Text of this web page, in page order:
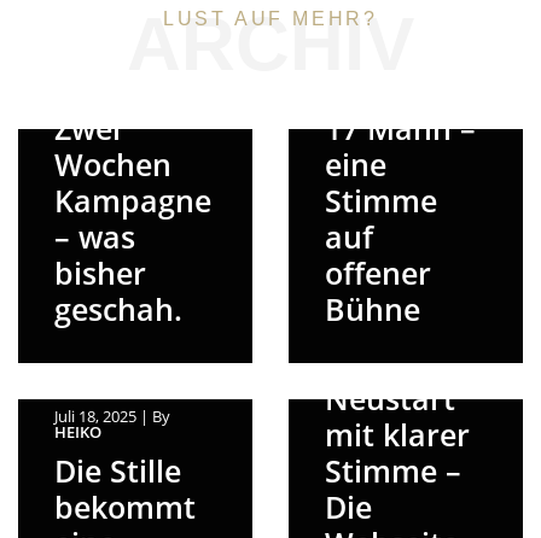
ARCHIV
LUST AUF MEHR?
Zwei
Wochen
Kampagne
– was
bisher
geschah.
17 Mann –
eine
Stimme
auf
offener
Bühne
Juli 18, 2025 | By
HEIKO
Die Stille
bekommt
HEIKO
Neustart
mit klarer
Stimme –
Die